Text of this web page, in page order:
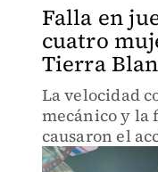
Falla en
cuatro
Tierra
La velocidad
mecánico y la
causaron el